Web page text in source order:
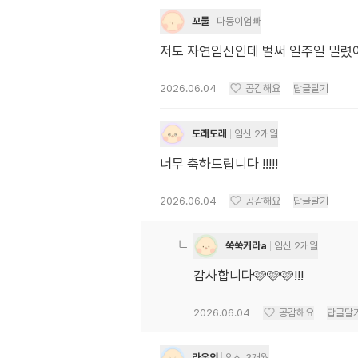
꼬물 다둥이엄빠
저도 자연임신인데 벌써 일주일 밀
2026.06.04 공감해요 답글달기
도래도래 임신 2개월
너무 축하드립니다 !!!!!
2026.06.04 공감해요 답글달기
쑥쑥커라a 임신 2개월
감사합니다🩷🩷🩷!!!
2026.06.04 공감해요 답글달